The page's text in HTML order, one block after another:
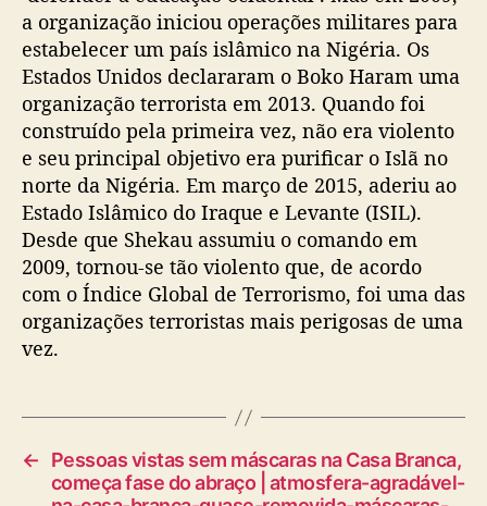
a organização iniciou operações militares para
estabelecer um país islâmico na Nigéria. Os
Estados Unidos declararam o Boko Haram uma
organização terrorista em 2013. Quando foi
construído pela primeira vez, não era violento
e seu principal objetivo era purificar o Islã no
norte da Nigéria. Em março de 2015, aderiu ao
Estado Islâmico do Iraque e Levante (ISIL).
Desde que Shekau assumiu o comando em
2009, tornou-se tão violento que, de acordo
com o Índice Global de Terrorismo, foi uma das
organizações terroristas mais perigosas de uma
vez.
←
Pessoas vistas sem máscaras na Casa Branca,
começa fase do abraço | atmosfera-agradável-